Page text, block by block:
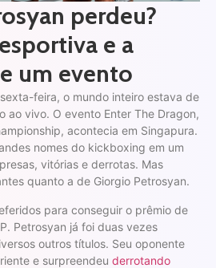
perdeu?
e a
um evento
feira, o mundo inteiro estava de
ao vivo. O evento Enter The Dragon,
acontecia em Singapura.
nomes do kickboxing em um
vitórias e derrotas. Mas
quanto a de Giorgio Petrosyan.
para conseguir o prêmio de
Petrosyan já foi duas vezes
outros títulos. Seu oponente
e surpreendeu derrotando